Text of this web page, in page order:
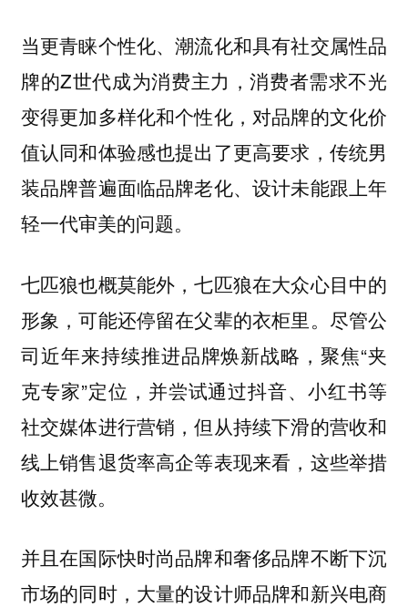
当更青睐个性化、潮流化和具有社交属性品
牌的Z世代成为消费主力，消费者需求不光
变得更加多样化和个性化，对品牌的文化价
值认同和体验感也提出了更高要求，传统男
装品牌普遍面临品牌老化、设计未能跟上年
轻一代审美的问题。
七匹狼也概莫能外，七匹狼在大众心目中的
形象，可能还停留在父辈的衣柜里。尽管公
司近年来持续推进品牌焕新战略，聚焦“夹
克专家”定位，并尝试通过抖音、小红书等
社交媒体进行营销，但从持续下滑的营收和
线上销售退货率高企等表现来看，这些举措
收效甚微。
并且在国际快时尚品牌和奢侈品牌不断下沉
市场的同时，大量的设计师品牌和新兴电商